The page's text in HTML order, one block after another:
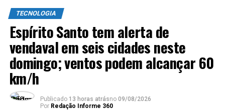
Serviço da OpenAI disputará espaço com o LinkedIn e
trará certificações para preparar milhões de trabalhadores
– Imagem: Primakov/Shutterstock
LinkedIn ganha concorrência
TECNOLOGIA
Espírito Santo tem alerta de
vendaval em seis cidades neste
domingo; ventos podem alcançar 60
km/h
Publicado 13 horas atrásno 09/08/2026
Por Redação Informe 360